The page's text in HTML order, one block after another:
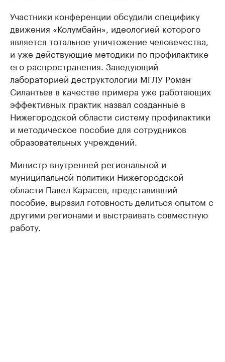
Участники конференции обсудили специфику
движения «Колумбайн», идеологией которого
является тотальное уничтожение человечества,
и уже действующие методики по профилактике
его распространения. Заведующий
лабораторией деструктологии МГЛУ Роман
Силантьев в качестве примера уже работающих
эффективных практик назвал созданные в
Нижегородской области систему профилактики
и методическое пособие для сотрудников
образовательных учреждений.
Министр внутренней региональной и
муниципальной политики Нижегородской
области Павел Карасев, представивший
пособие, выразил готовность делиться опытом с
другими регионами и выстраивать совместную
работу.